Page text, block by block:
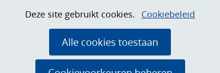
Cookies
toestaan?
Deze site gebruikt cookies. Cookiebeleid
Alle cookies toestaan
Ga
de
inhoud